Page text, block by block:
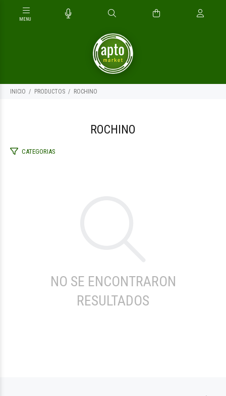
INICIO PRODUCTOS ROCHINO
ROCHINO
CATEGORIAS
NO SE ENCONTRARON
RESULTADOS